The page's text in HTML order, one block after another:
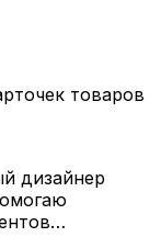
товаров
дизайнер